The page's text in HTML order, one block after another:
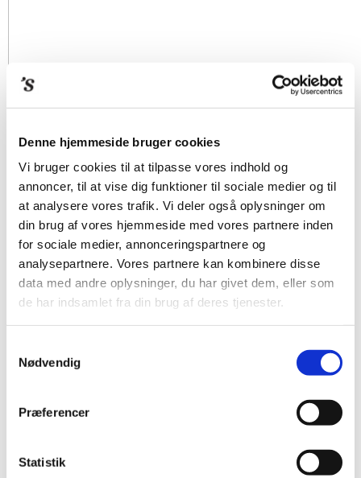
Denne hjemmeside bruger cookies
Vi bruger cookies til at tilpasse vores indhold og
annoncer, til at vise dig funktioner til sociale medier og til
at analysere vores trafik. Vi deler også oplysninger om
din brug af vores hjemmeside med vores partnere inden
for sociale medier, annonceringspartnere og
analysepartnere. Vores partnere kan kombinere disse
data med andre oplysninger, du har givet dem, eller som
de har indsamlet fra din brug af deres tjenester.
Nødvendig
Præferencer
Statistik